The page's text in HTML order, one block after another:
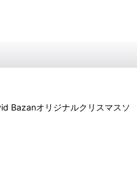
Bazanオリジナルクリスマスソ